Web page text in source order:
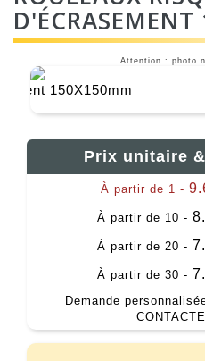
Attention : photo
Prix unitaire
À partir de 1 -
À partir de 10 -
À partir de 20 -
À partir de 30 -
Demande